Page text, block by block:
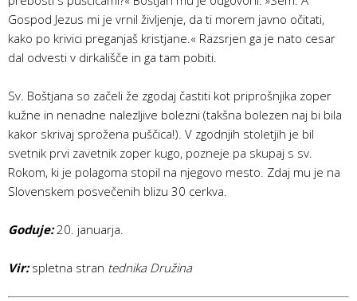
Gospod Jezus mi je vrnil življenje, da ti morem javno očitati,
kako po krivici preganjaš kristjane.« Razsrjen ga je nato cesar
dal odvesti v dirkališče in ga tam pobiti.
Sv. Boštjana so začeli že zgodaj častiti kot priprošnjika zoper
kužne in nenadne nalezljive bolezni (takšna bolezen naj bi bila
kakor skrivaj sprožena puščica!). V zgodnjih stoletjih je bil
svetnik prvi zavetnik zoper kugo, pozneje pa skupaj s sv.
Rokom, ki je polagoma stopil na njegovo mesto. Zdaj mu je na
Slovenskem posvečenih blizu 30 cerkva.
Goduje:20. januarja.
Vir:spletna stran tednika Družina